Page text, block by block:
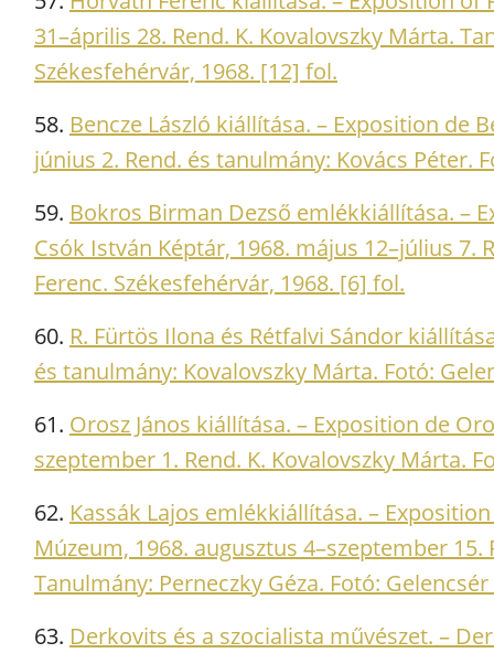
31–április 28. Rend. K. Kovalovszky Márta.
Székesfehérvár, 1968. [12] fol.
58. Bencze László kiállítása. – Exposition de
június 2. Rend. és tanulmány: Kovács Péter.
59. Bokros Birman Dezső emlékkiállítása. –
Csók István Képtár, 1968. május 12–július 7.
Ferenc. Székesfehérvár, 1968. [6] fol.
60. R. Fürtös Ilona és Rétfalvi Sándor
és tanulmány: Kovalovszky Márta. Fotó:
61. Orosz János kiállítása. – Exposition de
szeptember 1. Rend. K. Kovalovszky Márta.
62. Kassák Lajos emlékkiállítása. –
Múzeum, 1968. augusztus 4–szeptember 15.
Tanulmány: Perneczky Géza. Fotó:
63. Derkovits és a szocialista művészet. –